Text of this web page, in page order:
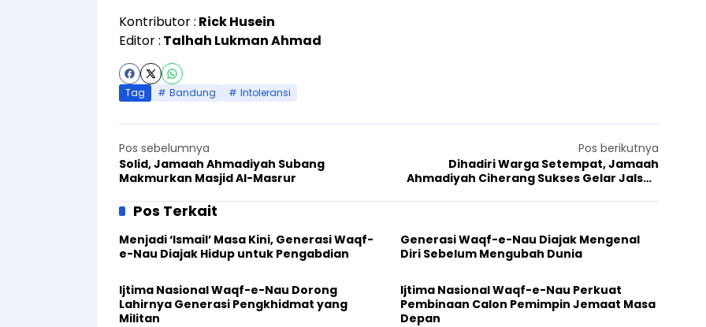
Kontributor : Rick Husein
Editor : Talhah Lukman Ahmad
Tag Bandung Intoleransi
Pos sebelumnya
Solid, Jamaah Ahmadiyah Subang
Makmurkan Masjid Al-Masrur
Pos berikutnya
Dihadiri Warga Setempat, Jamaah
Ahmadiyah Ciherang Sukses Gelar Jalsah
Pos Terkait
Menjadi ‘Ismail’ Masa Kini, Generasi Waqf-
e-Nau Diajak Hidup untuk Pengabdian
Generasi Waqf-e-Nau Diajak Mengenal
Diri Sebelum Mengubah Dunia
Ijtima Nasional Waqf-e-Nau Dorong
Lahirnya Generasi Pengkhidmat yang
Militan
Ijtima Nasional Waqf-e-Nau Perkuat
Pembinaan Calon Pemimpin Jemaat Masa
Depan